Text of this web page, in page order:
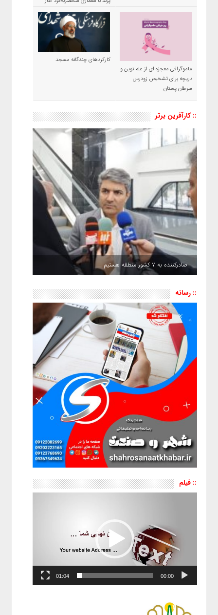
شد
ماموگرافی معجزه ای از علم نوین و
دریچه برای تشخیص زودرس
سرطان پستان
کارکردهای چندگانه مسجد
:: کارآفرین برتر
صادرکننده به ۷ کشور منطقه هستیم
:: رسانه
:: فیلم
نمایشگر
00:00
01:04